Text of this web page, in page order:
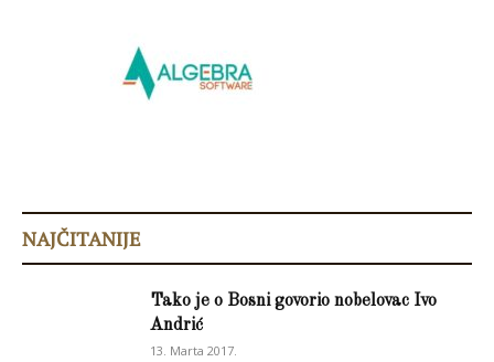
NAJČITANIJE
Tako je o Bosni govorio nobelovac Ivo
Andrić
13. Marta 2017.